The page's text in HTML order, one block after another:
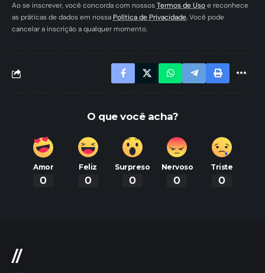
Ao se inscrever, você concorda com nossosTermos de Usoe reconhece
as práticas de dados em nossaPolítica de Privacidade. Você pode
cancelar a inscrição a qualquer momento.
O que você acha?
Amor
0
Feliz
0
Surpreso
0
Nervoso
0
Triste
0
//